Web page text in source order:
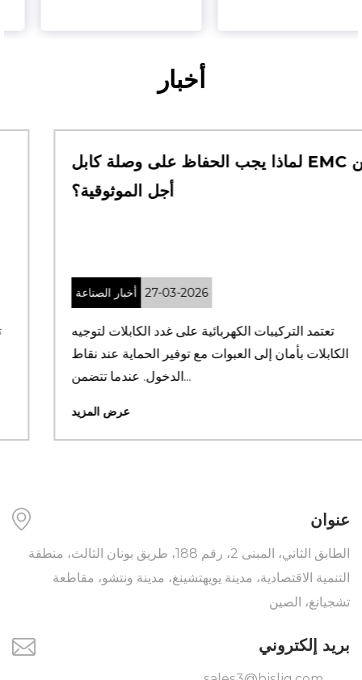
أخبار
لماذا يجب الحفاظ على وصلة كابل EMC من
أجل الموثوقية؟
أخبار الصناعة 27-03-2026
تعتمد التركيبات الكهربائية على غدد الكابلات لتوجيه
الكابلات بأمان إلى العبوات مع توفير الحماية عند نقاط
الدخول. عندما تتضمن...
عرض المزيد
عنوان
الطابق الثاني، المبنى 2، رقم 188، طريق بونان الثالث، منطقة
التنمية الاقتصادية، مدينة يويهتشينغ، مدينة ونتشو، مقاطعة
تشجيانغ، الصين
بريد إلكتروني